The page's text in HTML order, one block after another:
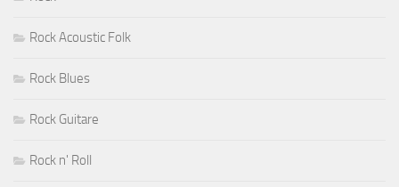
Rock Acoustic Folk
Rock Blues
Rock Guitare
Rock n' Roll